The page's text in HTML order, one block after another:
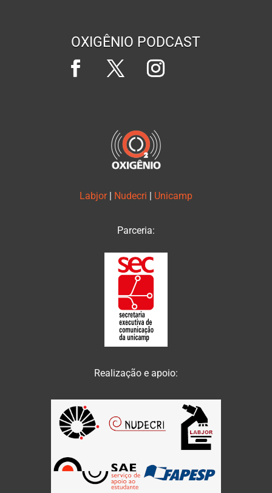
OXIGÊNIO PODCAST
Labjor | Nudecri | Unicamp
Parceria:
Realização e apoio: